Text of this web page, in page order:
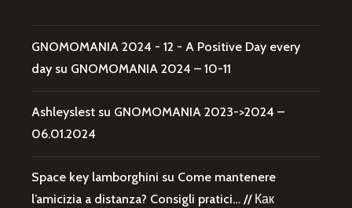
GNOMOMANIA 2024 - 12 - A Positive Day every
day su GNOMOMANIA 2024 – 10-11
Ashleyslest su GNOMOMANIA 2023->2024 –
06.01.2024
Space key lamborghini su Come mantenere
l’amicizia a distanza? Consigli pratici… // Как